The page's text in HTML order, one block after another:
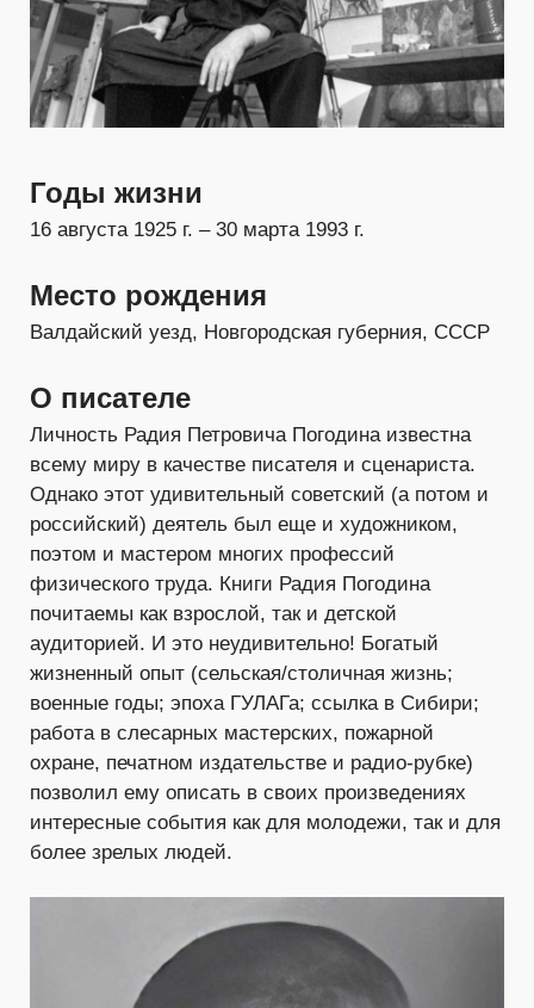
Годы жизни
16 августа 1925 г. – 30 марта 1993 г.
Место рождения
Валдайский уезд, Новгородская губерния, СССР
О писателе
Личность Радия Петровича Погодина известна
всему миру в качестве писателя и сценариста.
Однако этот удивительный советский (а потом и
российский) деятель был еще и художником,
поэтом и мастером многих профессий
физического труда. Книги Радия Погодина
почитаемы как взрослой, так и детской
аудиторией. И это неудивительно! Богатый
жизненный опыт (сельская/столичная жизнь;
военные годы; эпоха ГУЛАГа; ссылка в Сибири;
работа в слесарных мастерских, пожарной
охране, печатном издательстве и радио-рубке)
позволил ему описать в своих произведениях
интересные события как для молодежи, так и для
более зрелых людей.